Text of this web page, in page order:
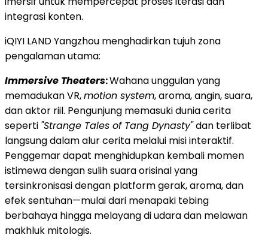
integrasi konten.
iQIYI LAND Yangzhou menghadirkan tujuh zona
pengalaman utama:
Immersive Theaters:Wahana unggulan yang
memadukan VR,motion system, aroma, angin, suara,
dan aktor riil. Pengunjung memasuki dunia cerita
seperti "Strange Tales of Tang Dynasty"dan terlibat
langsung dalam alur cerita melalui misi interaktif.
Penggemar dapat menghidupkan kembali momen
istimewa dengan sulih suara orisinal yang
tersinkronisasi dengan platform gerak, aroma, dan
efek sentuhan—mulai dari menapaki tebing
berbahaya hingga melayang di udara dan melawan
makhluk mitologis.